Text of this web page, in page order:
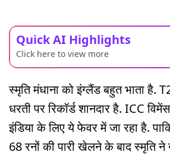
Quick AI Highlights
Click here to view more
स्मृति मंधाना को इंग्लैंड बहुत भाता है.
धरती पर रिकॉर्ड शानदार है. ICC
इंडिया के लिए ये फेवर में जा रहा है.
68 रनों की पारी खेलने के बाद स्‍मृति